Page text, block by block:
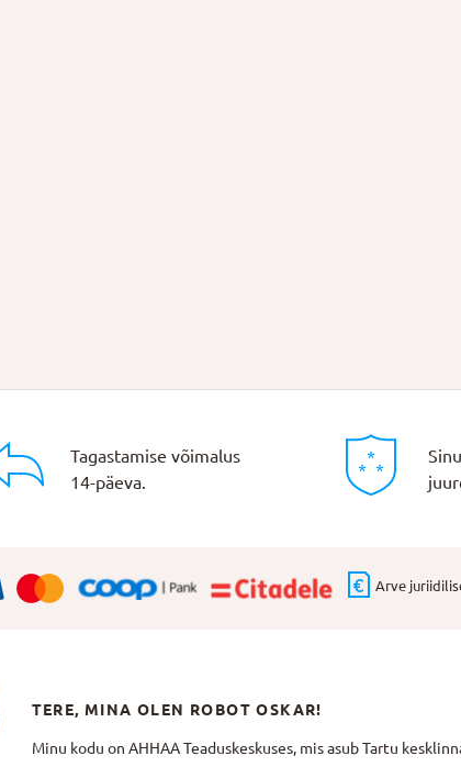
Tagastamise võimalus
14-päeva.
Arve
TERE, MINA OLEN ROBOT OSKAR!
Minu kodu on AHHAA Teaduskeskuses, mis asub Tartu